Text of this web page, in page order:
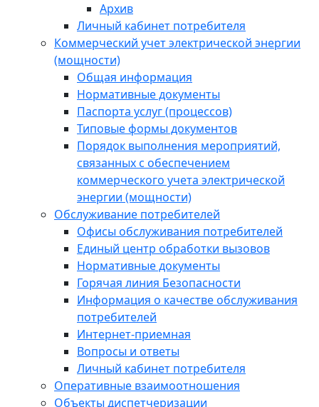
Архив
Личный кабинет потребителя
Коммерческий учет электрической энергии
(мощности)
Общая информация
Нормативные документы
Паспорта услуг (процессов)
Типовые формы документов
Порядок выполнения мероприятий,
связанных с обеспечением
коммерческого учета электрической
энергии (мощности)
Обслуживание потребителей
Офисы обслуживания потребителей
Единый центр обработки вызовов
Нормативные документы
Горячая линия Безопасности
Информация о качестве обслуживания
потребителей
Интернет-приемная
Вопросы и ответы
Личный кабинет потребителя
Оперативные взаимоотношения
Объекты диспетчеризации